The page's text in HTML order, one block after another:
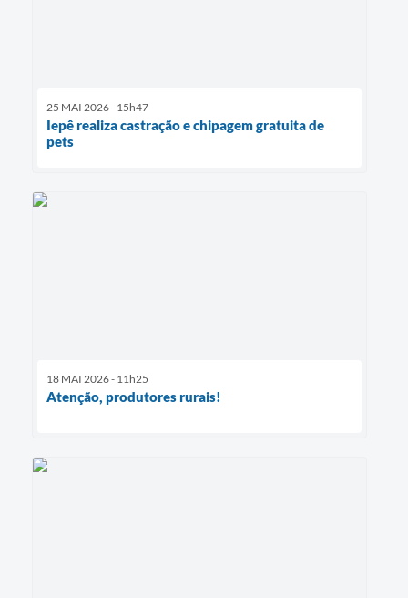
25 MAI 2026 - 15h47
Iepê realiza castração e chipagem gratuita de
pets
18 MAI 2026 - 11h25
Atenção, produtores rurais!